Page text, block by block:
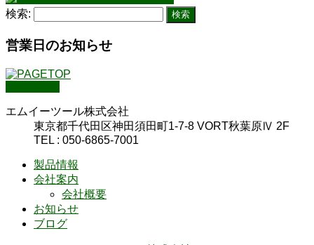
検索:
営業日のお知らせ
エムイーツール株式会社
東京都千代田区神田須田町1-7-8 VORT秋葉原Ⅳ 2F
TEL : 050-6865-7001
製品情報
会社案内
会社概要
お知らせ
ブログ